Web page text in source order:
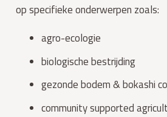
op specifieke onderwerpen zoals:
agro-ecologie
biologische bestrijding
gezonde bodem & bokashi
community supported